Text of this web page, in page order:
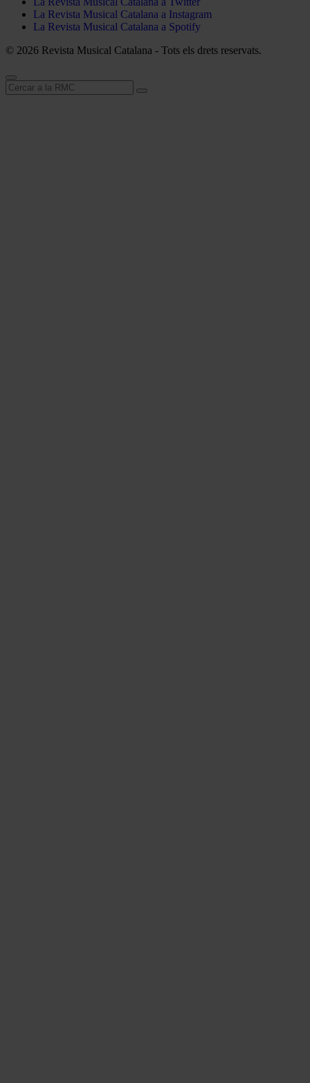
La Revista Musical Catalana a Instagram
La Revista Musical Catalana a Spotify
© 2026 Revista Musical Catalana - Tots els drets reservats.
Cerca